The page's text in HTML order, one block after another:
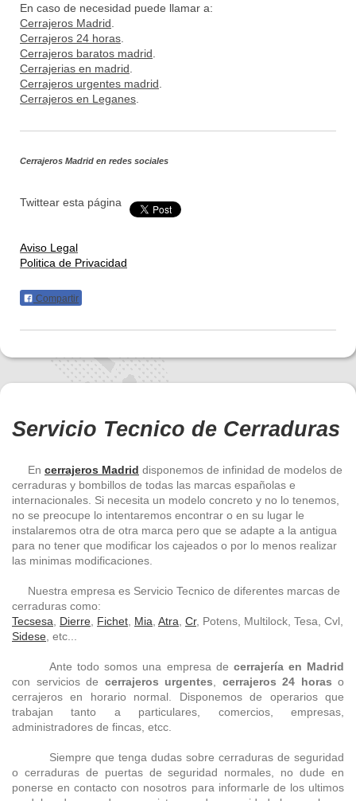
En caso de necesidad puede llamar a:
Cerrajeros Madrid
Cerrajeros 24 horas
Cerrajeros baratos madrid
Cerrajerias en madrid
Cerrajeros urgentes madrid
Cerrajeros en Leganes
Cerrajeros Madrid en redes sociales
Twittear esta página
Aviso Legal
Politica de Privacidad
Compartir
Servicio Tecnico de Cerraduras
En cerrajeros Madrid disponemos de infinidad de modelos de
cerraduras y bombillos de todas las marcas españolas e
internacionales. Si necesita un modelo concreto y no lo tenemos,
no se preocupe lo intentaremos encontrar o en su lugar le
instalaremos otra de otra marca pero que se adapte a la antigua
para no tener que modificar los cajeados o por lo menos realizar
las minimas modificaciones.
Nuestra empresa es Servicio Tecnico de diferentes marcas de
cerraduras como:
Tecsesa, Dierre, Fichet, Mia, Atra, Cr, Potens, Multilock, Tesa, Cvl,
Sidese, etc...
Ante todo somos una empresa de cerrajería en Madrid
con servicios de cerrajeros urgentes, cerrajeros 24 horas o
cerrajeros en horario normal. Disponemos de operarios que
trabajan tanto a particulares, comercios, empresas,
administradores de fincas, etcc.
Siempre que tenga dudas sobre cerraduras de seguridad
o cerraduras de puertas de seguridad normales, no dude en
ponerse en contacto con nosotros para informarle de los ultimos